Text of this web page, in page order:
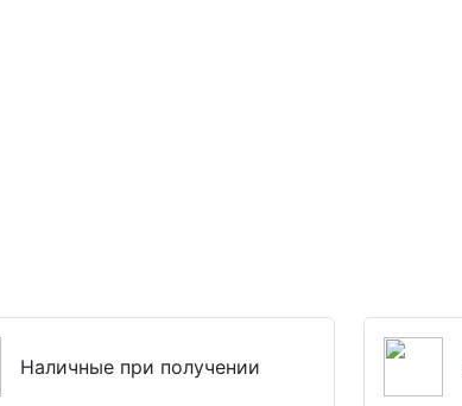
Наличные при получении